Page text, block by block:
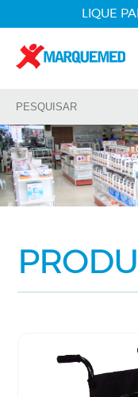
LIQUE
Nossos Produtos
Dicas
Fale Conosco